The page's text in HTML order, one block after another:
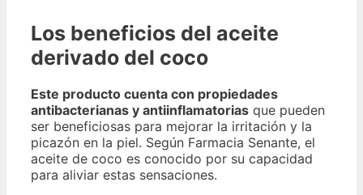
Los beneficios del aceite
derivado del coco
Este producto cuenta con propiedades
antibacterianas y antiinflamatorias que pueden
ser beneficiosas para mejorar la irritación y la
picazón en la piel. Según Farmacia Senante, el
aceite de coco es conocido por su capacidad
para aliviar estas sensaciones.